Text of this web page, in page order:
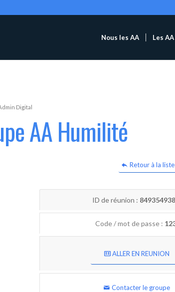
Nous les AA Les
Digital
AA Humilité
Retour à la
ID de réunion :
Code / mot de passe :
ALLER EN REUNION
Contacter le groupe